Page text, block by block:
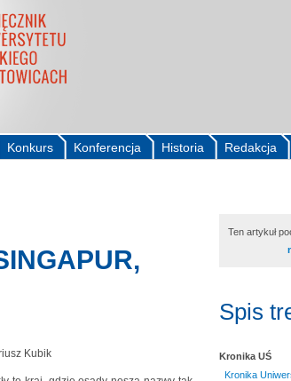
Redakcja
Historia
Konferencja
Konkurs
Ten artykuł
Spis
Kronika UŚ
Kronika